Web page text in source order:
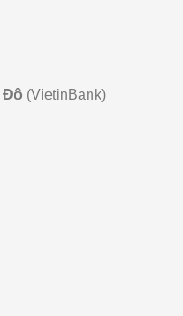
Đô (VietinBank)